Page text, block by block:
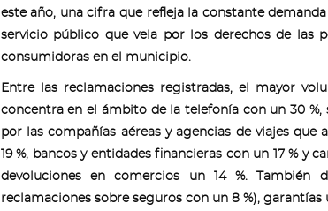
este año, una cifra que refleja la constante
servicio público que vela por los derechos de las
consumidoras en el municipio.
Entre las reclamaciones registradas, el mayor
concentra en el ámbito de la telefonía con un 30 %,
por las compañías aéreas y agencias de viajes que
19 %, bancos y entidades financieras con un 17 % y
devoluciones en comercios un 14 %. También
reclamaciones sobre seguros con un 8 %), garantías